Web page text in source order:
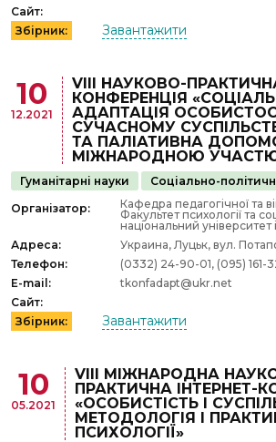
Сайт:
Збірник:
Завантажити
10
12.2021
VІІІ НАУКОВО-
КОНФЕРЕНЦІЯ
АДАПТАЦІЯ
СУЧАСНОМУ
ТА ПАЛІАТИВНА
МІЖНАРОДНОЮ
Гуманітарні науки
Соціально-
Організатор:
Кафедра педагогічної та
Факультет психології та
національний університет
Адреса:
Украина, Луцьк, вул.
Телефон:
(0332) 24-90-01, (095) 161-
E-mail:
tkonfadapt@ukr.net
Сайт:
Збірник:
Завантажити
10
05.2021
VIII МІЖНАРОДНА
ПРАКТИЧНА ІНТЕРНЕТ-
«ОСОБИСТІСТЬ І
МЕТОДОЛОГІЯ І
ПСИХОЛОГІЇ»